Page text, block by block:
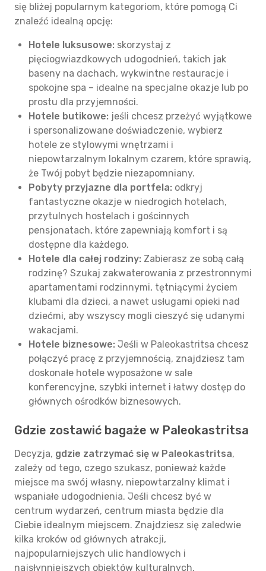
się bliżej popularnym kategoriom, które pomogą Ci
znaleźć idealną opcję:
Hotele luksusowe: skorzystaj z
pięciogwiazdkowych udogodnień, takich jak
baseny na dachach, wykwintne restauracje i
spokojne spa – idealne na specjalne okazje lub po
prostu dla przyjemności.
Hotele butikowe: jeśli chcesz przeżyć wyjątkowe
i spersonalizowane doświadczenie, wybierz
hotele ze stylowymi wnętrzami i
niepowtarzalnym lokalnym czarem, które sprawią,
że Twój pobyt będzie niezapomniany.
Pobyty przyjazne dla portfela: odkryj
fantastyczne okazje w niedrogich hotelach,
przytulnych hostelach i gościnnych
pensjonatach, które zapewniają komfort i są
dostępne dla każdego.
Hotele dla całej rodziny: Zabierasz ze sobą całą
rodzinę? Szukaj zakwaterowania z przestronnymi
apartamentami rodzinnymi, tętniącymi życiem
klubami dla dzieci, a nawet usługami opieki nad
dziećmi, aby wszyscy mogli cieszyć się udanymi
wakacjami.
Hotele biznesowe: Jeśli w Paleokastritsa chcesz
połączyć pracę z przyjemnością, znajdziesz tam
doskonałe hotele wyposażone w sale
konferencyjne, szybki internet i łatwy dostęp do
głównych ośrodków biznesowych.
Gdzie zostawić bagaże w Paleokastritsa
Decyzja, gdzie zatrzymać się w Paleokastritsa,
zależy od tego, czego szukasz, ponieważ każde
miejsce ma swój własny, niepowtarzalny klimat i
wspaniałe udogodnienia. Jeśli chcesz być w
centrum wydarzeń, centrum miasta będzie dla
Ciebie idealnym miejscem. Znajdziesz się zaledwie
kilka kroków od głównych atrakcji,
najpopularniejszych ulic handlowych i
najsłynniejszych obiektów kulturalnych.